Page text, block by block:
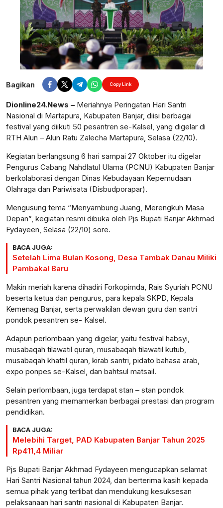
Bagikan Copy Link
Dionline24.News – Meriahnya Peringatan Hari Santri
Nasional di Martapura, Kabupaten Banjar, diisi berbagai
festival yang diikuti 50 pesantren se-Kalsel, yang digelar di
RTH Alun – Alun Ratu Zalecha Martapura, Selasa (22/10).
Kegiatan berlangsung 6 hari sampai 27 Oktober itu digelar
Pengurus Cabang Nahdlatul Ulama (PCNU) Kabupaten Banjar
berkolaborasi dengan Dinas Kebudayaan Kepemudaan
Olahraga dan Pariwisata (Disbudporapar).
Mengusung tema “Menyambung Juang, Merengkuh Masa
Depan”, kegiatan resmi dibuka oleh Pjs Bupati Banjar Akhmad
Fydayeen, Selasa (22/10) sore.
BACA JUGA:
Setelah Lima Bulan Kosong, Desa Tambak Danau Miliki
Pambakal Baru
Makin meriah karena dihadiri Forkopimda, Rais Syuriah PCNU
beserta ketua dan pengurus, para kepala SKPD, Kepala
Kemenag Banjar, serta perwakilan dewan guru dan santri
pondok pesantren se- Kalsel.
Adapun perlombaan yang digelar, yaitu festival habsyi,
musabaqah tilawatil quran, musabaqah tilawatil kutub,
musabaqah khattil quran, kirab santri, pidato bahasa arab,
expo ponpes se-Kalsel, dan bahtsul matsail.
Selain perlombaan, juga terdapat stan – stan pondok
pesantren yang memamerkan berbagai prestasi dan program
pendidikan.
BACA JUGA:
Melebihi Target, PAD Kabupaten Banjar Tahun 2025
Rp411,4 Miliar
Pjs Bupati Banjar Akhmad Fydayeen mengucapkan selamat
Hari Santri Nasional tahun 2024, dan berterima kasih kepada
semua pihak yang terlibat dan mendukung kesuksesan
pelaksanaan hari santri nasional di Kabupaten Banjar.